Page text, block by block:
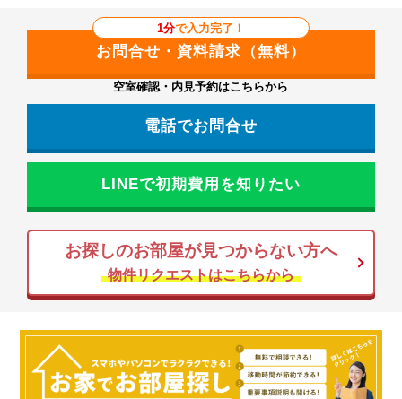
1分で入力完了！
空室確認・内見予約はこちらから
電話でお問合せ
LINEで初期費用を知りたい
お探しのお部屋が見つからない方へ
物件リクエストはこちらから